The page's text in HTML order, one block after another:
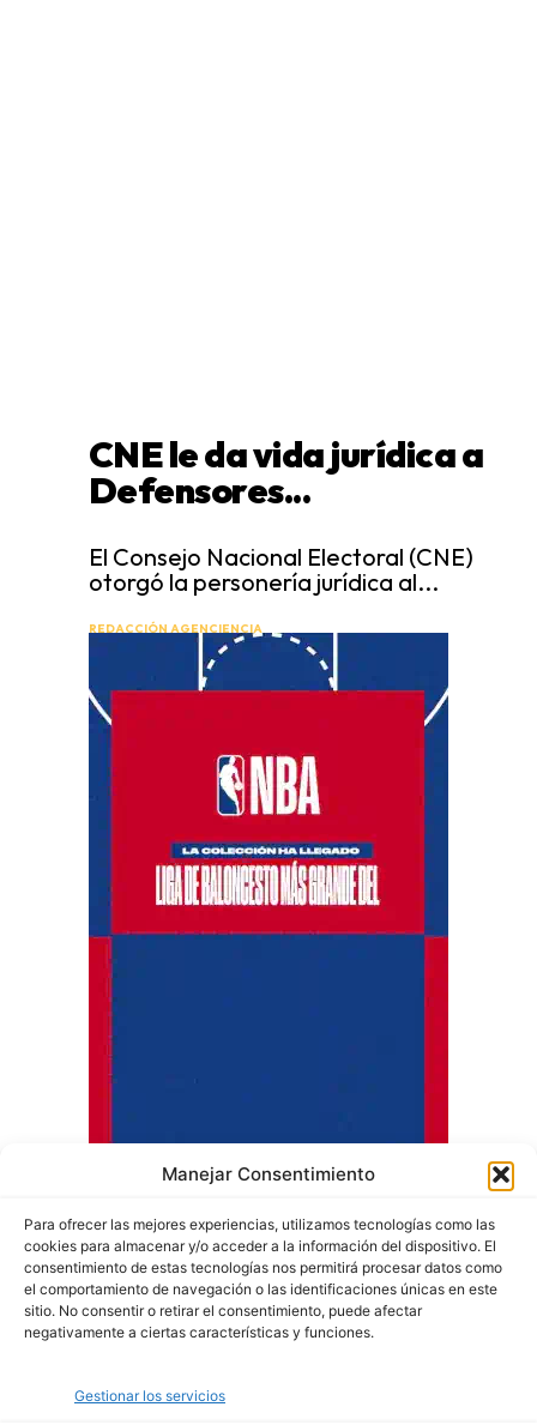
Manejar Consentimiento
Para ofrecer las mejores experiencias, utilizamos tecnologías como las
cookies para almacenar y/o acceder a la información del dispositivo. El
consentimiento de estas tecnologías nos permitirá procesar datos como
el comportamiento de navegación o las identificaciones únicas en este
sitio. No consentir o retirar el consentimiento, puede afectar
negativamente a ciertas características y funciones.
Gestionar los servicios
CNE le da vida jurídica a
Defensores...
El Consejo Nacional Electoral (CNE)
otorgó la personería jurídica al...
REDACCIÓN AGENCIENCIA